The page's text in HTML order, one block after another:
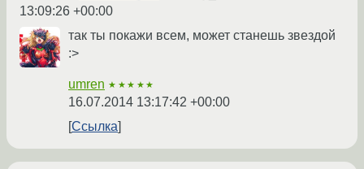
13:09:26 +00:00
так ты покажи всем, может станешь звездой
:>
umren ★★★★★
16.07.2014 13:17:42 +00:00
Ссылка